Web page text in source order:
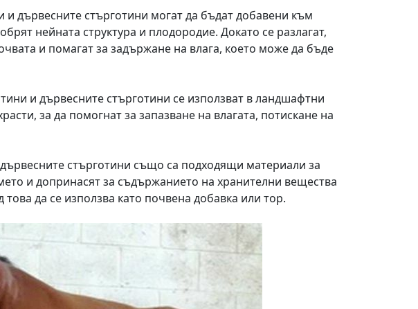
и дървесните стърготини могат да бъдат добавени към
нейната структура и плодородие. Докато се разлагат,
и помагат за задържане на влага, което може да бъде
и дървесните стърготини се използват в ландшафтни
за да помогнат за запазване на влагата, потискане на
стърготини също са подходящи материали за
и допринасят за съдържанието на хранителни вещества
да се използва като почвена добавка или тор.